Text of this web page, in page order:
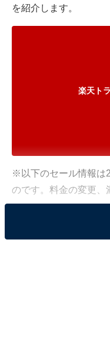
を紹介します。
楽天ト
※以下のセール情報は
のです。料金の変更、
※本記事で紹介している商品
オールアバウトに還元される